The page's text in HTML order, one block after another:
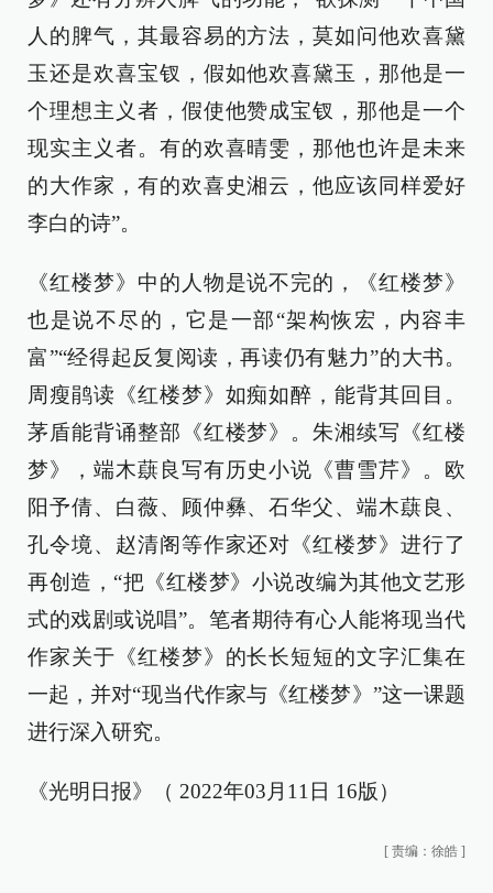
人的脾气，其最容易的方法，莫如问他欢喜黛
玉还是欢喜宝钗，假如他欢喜黛玉，那他是一
个理想主义者，假使他赞成宝钗，那他是一个
现实主义者。有的欢喜晴雯，那他也许是未来
的大作家，有的欢喜史湘云，他应该同样爱好
李白的诗”。
《红楼梦》中的人物是说不完的，《红楼梦》
也是说不尽的，它是一部“架构恢宏，内容丰
富”“经得起反复阅读，再读仍有魅力”的大书。
周瘦鹃读《红楼梦》如痴如醉，能背其回目。
茅盾能背诵整部《红楼梦》。朱湘续写《红楼
梦》，端木蕻良写有历史小说《曹雪芹》。欧
阳予倩、白薇、顾仲彝、石华父、端木蕻良、
孔令境、赵清阁等作家还对《红楼梦》进行了
再创造，“把《红楼梦》小说改编为其他文艺形
式的戏剧或说唱”。笔者期待有心人能将现当代
作家关于《红楼梦》的长长短短的文字汇集在
一起，并对“现当代作家与《红楼梦》”这一课题
进行深入研究。
《光明日报》（ 2022年03月11日 16版）
[ 责编：徐皓 ]